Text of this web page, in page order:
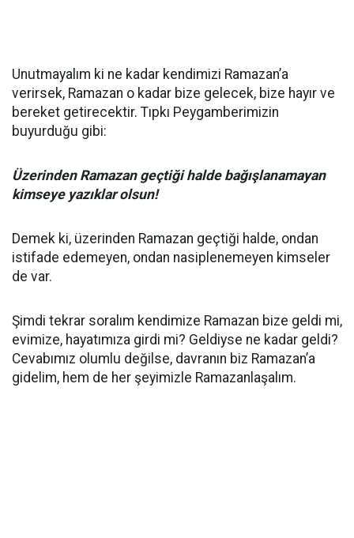
Unutmayalım ki ne kadar kendimizi Ramazan’a
verirsek, Ramazan o kadar bize gelecek, bize hayır ve
bereket getirecektir. Tıpkı Peygamberimizin
buyurduğu gibi:
Üzerinden Ramazan geçtiği halde bağışlanamayan
kimseye yazıklar olsun!
Demek ki, üzerinden Ramazan geçtiği halde, ondan
istifade edemeyen, ondan nasiplenemeyen kimseler
de var.
Şimdi tekrar soralım kendimize Ramazan bize geldi mi,
evimize, hayatımıza girdi mi? Geldiyse ne kadar geldi?
Cevabımız olumlu değilse, davranın biz Ramazan’a
gidelim, hem de her şeyimizle Ramazanlaşalım.